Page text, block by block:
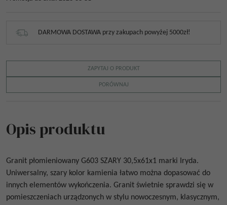
DARMOWA DOSTAWA przy zakupach powyżej 5000zł!
ZAPYTAJ O PRODUKT
PORÓWNAJ
Opis produktu
Granit płomieniowany G603 SZARY 30,5x61x1 marki Iryda.
Uniwersalny, szary kolor kamienia łatwo można dopasować do
innych elementów wykończenia. Granit świetnie sprawdzi się w
pomieszczeniach urządzonych w stylu nowoczesnym, klasycznym,